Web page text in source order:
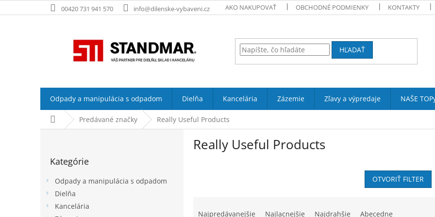
na
00420 731 941 570 info@dilenske-vybaveni.cz AKO NAKUPOVAŤ OBCHODNÉ PODMIENKY KONTAKTY
HĽADAŤ
Odpady a manipulácia s odpadom Dielňa Kancelária Zázemie Zľavy a výpredaje NAŠE
DomovPredávané značky Really Useful Products
kategórie
Kategórie
Odpady a manipulácia s odpadom
Dielňa
Kancelária
Really Useful Products
OTVORIŤ FILTER
Najpredávanejšie Najlacnejšie Najdrahšie Abecedne